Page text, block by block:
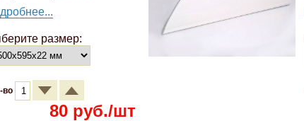
размер:
во
80 руб./шт